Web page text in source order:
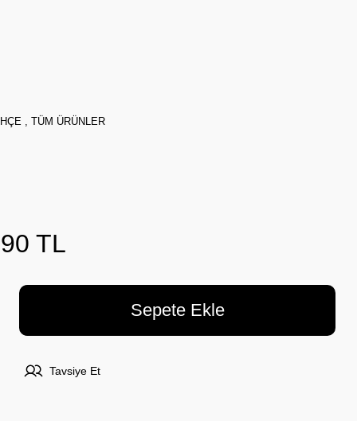
, TÜM ÜRÜNLER
TL
Sepete Ekle
Tavsiye Et